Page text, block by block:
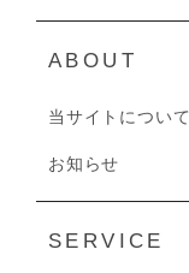
ABOUT
当サイトについて
お知らせ
SERVICE